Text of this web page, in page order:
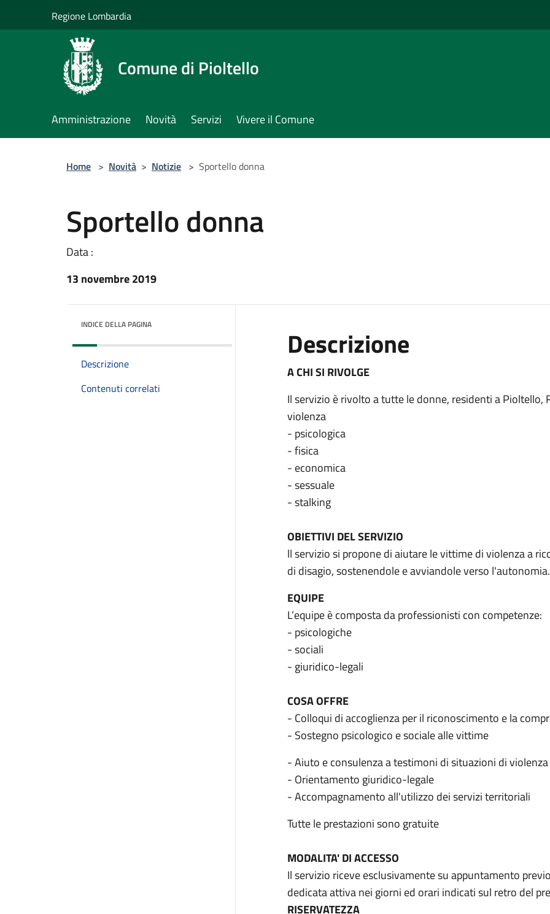
Regione Lombardia
Comune di Pioltello
Amministrazione Novità Servizi Vivere il Comune
Home > Novità > Notizie > Sportello donna
Sportello donna
Data :
13 novembre 2019
INDICE DELLA PAGINA
Descrizione
Contenuti correlati
Descrizione
A CHI SI RIVOLGE
Il servizio è rivolto a tutte le donne, residenti a Pioltello,
violenza
- psicologica
- fisica
- economica
- sessuale
- stalking
OBIETTIVI DEL SERVIZIO
ll servizio si propone di aiutare le vittime di violenza a
di disagio, sostenendole e avviandole verso l'autonomia.
EQUIPE
L’equipe è composta da professionisti con competenze:
- psicologiche
- sociali
- giuridico-legali
COSA OFFRE
- Colloqui di accoglienza per il riconoscimento e la
- Sostegno psicologico e sociale alle vittime
- Aiuto e consulenza a testimoni di situazioni di
- Orientamento giuridico-legale
- Accompagnamento all'utilizzo dei servizi territoriali
Tutte le prestazioni sono gratuite
MODALITA' DI ACCESSO
Il servizio riceve esclusivamente su appuntamento
dedicata attiva nei giorni ed orari indicati sul retro del
RISERVATEZZA